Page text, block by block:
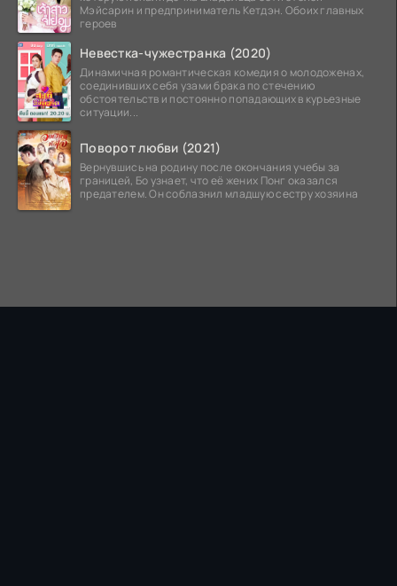
Мэйсарин и предприниматель Кетдэн. Обоих главных
героев
Невестка-чужестранка (2020)
Динамичная романтическая комедия о молодоженах,
соединивших себя узами брака по стечению
обстоятельств и постоянно попадающих в курьезные
ситуации...
Поворот любви (2021)
Вернувшись на родину после окончания учебы за
границей, Бо узнает, что её жених Понг оказался
предателем. Он соблазнил младшую сестру хозяина